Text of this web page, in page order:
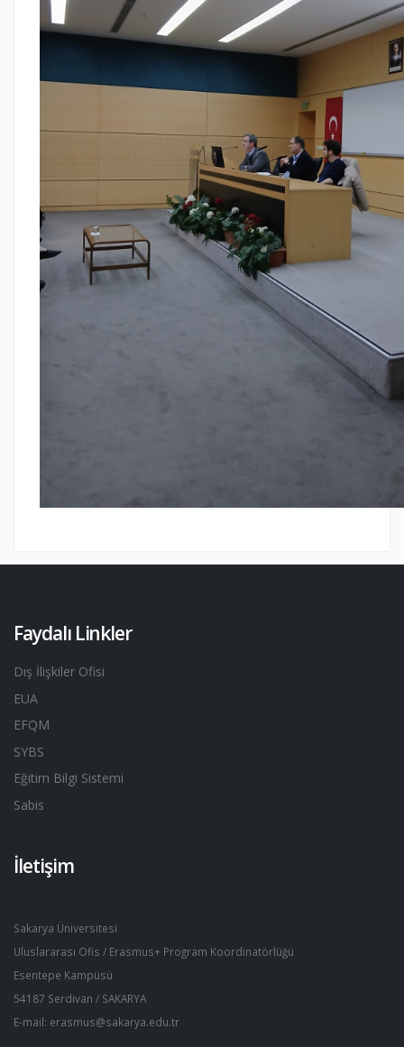
Faydalı Linkler
Dış İlişkiler Ofisi
EUA
EFQM
SYBS
Eğitim Bilgi Sistemi
Sabis
İletişim
Sakarya Üniversitesi
Uluslararası Ofis / Erasmus+ Program Koordinatörlüğü
Esentepe Kampüsü
54187 Serdivan / SAKARYA
E-mail: erasmus@sakarya.edu.tr